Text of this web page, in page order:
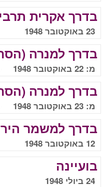
בדרך אקרית
23 באוקטובר 1948
בדרך למנרה
מ: 22 באוקטובר 1948 עד: 23 באוקטובר 1948
בדרך למנרה
מ: 23 באוקטובר 1948 עד: 25 באוקטובר 1948
בדרך למשמר
12 באוקטובר 1948
בועיינה
24 ביולי 1948